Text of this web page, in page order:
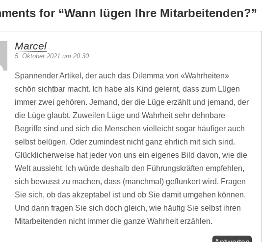
for “Wann lügen Ihre Mitarbeitenden?”
Marcel
5. Oktober 2021 um 20:30
Spannender Artikel, der auch das Dilemma von «Wahrheiten»
schön sichtbar macht. Ich habe als Kind gelernt, dass zum Lügen
immer zwei gehören. Jemand, der die Lüge erzählt und jemand, der
die Lüge glaubt. Zuweilen Lüge und Wahrheit sehr dehnbare
Begriffe sind und sich die Menschen vielleicht sogar häufiger auch
selbst belügen. Oder zumindest nicht ganz ehrlich mit sich sind.
Glücklicherweise hat jeder von uns ein eigenes Bild davon, wie die
Welt aussieht. Ich würde deshalb den Führungskräften empfehlen,
sich bewusst zu machen, dass (manchmal) geflunkert wird. Fragen
Sie sich, ob das akzeptabel ist und ob Sie damit umgehen können.
Und dann fragen Sie sich doch gleich, wie häufig Sie selbst ihren
Mitarbeitenden nicht immer die ganze Wahrheit erzählen.